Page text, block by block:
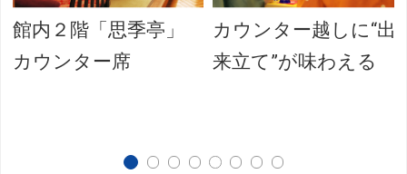
館内２階「思季亭」
カウンター席
カウンター越しに“出
来立て”が味わえる